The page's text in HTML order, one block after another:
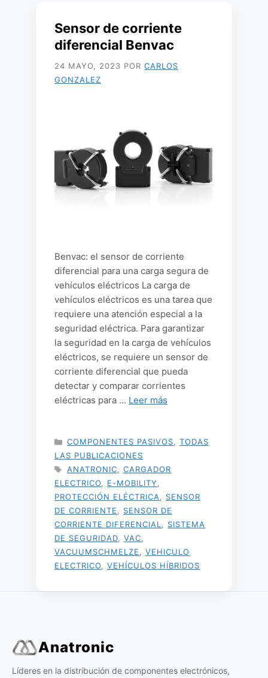
Sensor de corriente
diferencial Benvac
24 MAYO, 2023 POR CARLOS
GONZALEZ
Benvac: el sensor de corriente
diferencial para una carga segura de
vehículos eléctricos La carga de
vehículos eléctricos es una tarea que
requiere una atención especial a la
seguridad eléctrica. Para garantizar
la seguridad en la carga de vehículos
eléctricos, se requiere un sensor de
corriente diferencial que pueda
detectar y comparar corrientes
eléctricas para … Leer más
CATEGORÍAS
COMPONENTES PASIVOS
TODAS
LAS PUBLICACIONES
ETIQUETAS
ANATRONIC
CARGADOR
ELECTRICO
E-MOBILITY
PROTECCIÓN ELÉCTRICA
SENSOR
DE CORRIENTE
SENSOR DE
CORRIENTE DIFERENCIAL
SISTEMA
DE SEGURIDAD
VAC
VACUUMSCHMELZE
VEHICULO
ELECTRICO
VEHÍCULOS HÍBRIDOS
Anatronic
Líderes en la distribución de componentes electrónicos,